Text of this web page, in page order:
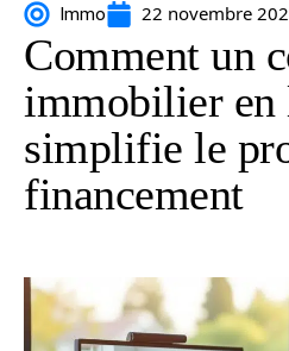
Immo 22 novembre
Comment un
immobilier en
simplifie le
financement